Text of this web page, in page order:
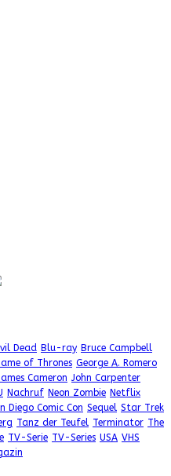
Dead Blu-ray Bruce Campbell
of Thrones George A. Romero
Cameron John Carpenter
Nachruf Neon Zombie Netflix
Diego Comic Con Sequel Star Trek
Tanz der Teufel Terminator The
TV-Serie TV-Series USA VHS